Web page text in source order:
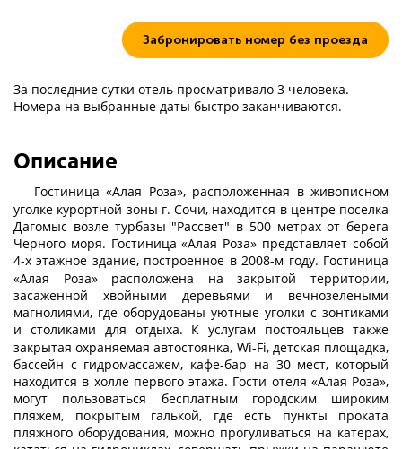
Забронировать номер без проезда
За последние сутки отель просматривало 3 человека.
Номера на выбранные даты быстро заканчиваются.
Описание
Гостиница «Алая Роза», расположенная в живописном
уголке курортной зоны г. Сочи, находится в центре поселка
Дагомыс возле турбазы "Рассвет" в 500 метрах от берега
Черного моря. Гостиница «Алая Роза» представляет собой
4-х этажное здание, построенное в 2008-м году. Гостиница
«Алая Роза» расположена на закрытой территории,
засаженной хвойными деревьями и вечнозелеными
магнолиями, где оборудованы уютные уголки с зонтиками
и столиками для отдыха. К услугам постояльцев также
закрытая охраняемая автостоянка, Wi-Fi, детская площадка,
бассейн с гидромассажем, кафе-бар на 30 мест, который
находится в холле первого этажа. Гости отеля «Алая Роза»,
могут пользоваться бесплатным городским широким
пляжем, покрытым галькой, где есть пункты проката
пляжного оборудования, можно прогуливаться на катерах,